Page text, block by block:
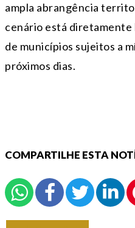
ampla abrangência
cenário está diretamente
de municípios sujeitos a
próximos dias.
COMPARTILHE ESTA